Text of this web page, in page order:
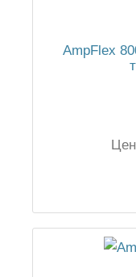
AmpFlex